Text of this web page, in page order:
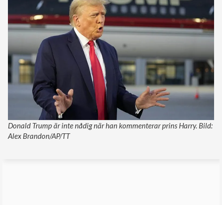
Donald Trump är inte nådig när han kommenterar prins Harry. Bild:
Alex Brandon/AP/TT